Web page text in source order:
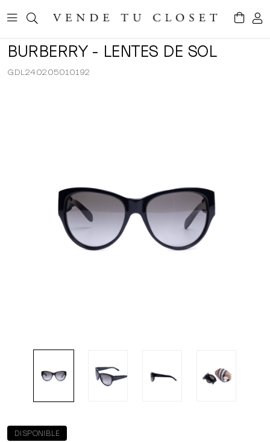
BURBERRY - LENTES DE SOL
GDL240205010192
DISPONIBLE